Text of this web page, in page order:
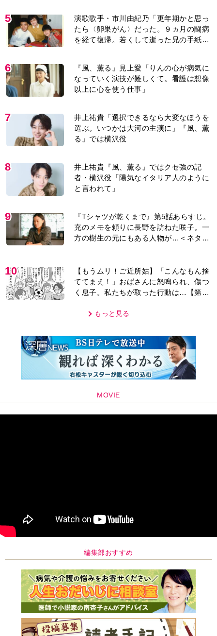
5
演歌歌手・市川由紀乃「更年期かと思っ
たら〈卵巣がん〉だった。９ヵ月の闘病
を経て復帰。若くして逝った兄の手紙を
6
『風、薫る』見上愛「りんの心が病気に
なっていく演技が難しくて。看護は想像
以上に心を使う仕事」
7
井上祐貴「選択できるなら大変なほうを
選ぶ。いつかは大河の主演に」『風、薫
る』では横沢役
8
井上祐貴『風、薫る』ではクセ強の記
者・横沢役「陽気なイタリア人のように
と言われて」
9
『Tシャツが乾くまで』第5話あらすじ。
充のメモを頼りに長野を訪ねた咲子。一
方の樹生の元にもある人物が…＜ネタバ
10
【もうムリ！ご近所姑】「こんなもん捨
ててまえ！」おばさんに怒鳴られ、傷つ
く息子。私たちが取った行動は…【第3
もっと見る
MOVIE
編集部おすすめ